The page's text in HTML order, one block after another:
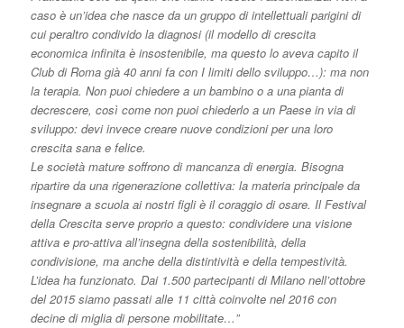
caso è un’idea che nasce da un gruppo di intellettuali parigini di
cui peraltro condivido la diagnosi (il modello di crescita
economica infinita è insostenibile, ma questo lo aveva capito il
Club di Roma già 40 anni fa con I limiti dello sviluppo…): ma non
la terapia. Non puoi chiedere a un bambino o a una pianta di
decrescere, così come non puoi chiederlo a un Paese in via di
sviluppo: devi invece creare nuove condizioni per una loro
crescita sana e felice.
Le società mature soffrono di mancanza di energia. Bisogna
ripartire da una rigenerazione collettiva: la materia principale da
insegnare a scuola ai nostri figli è il coraggio di osare. Il Festival
della Crescita serve proprio a questo: condividere una visione
attiva e pro-attiva all’insegna della sostenibilità, della
condivisione, ma anche della distintività e della tempestività.
L’idea ha funzionato. Dai 1.500 partecipanti di Milano nell’ottobre
del 2015 siamo passati alle 11 città coinvolte nel 2016 con
decine di miglia di persone mobilitate…”